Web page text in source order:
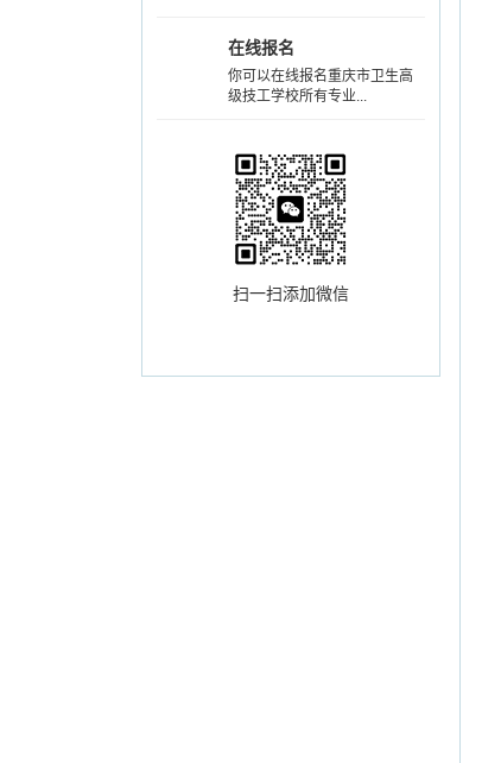
在线报名
你可以在线报名重庆市卫生高
级技工学校所有专业...
扫一扫添加微信